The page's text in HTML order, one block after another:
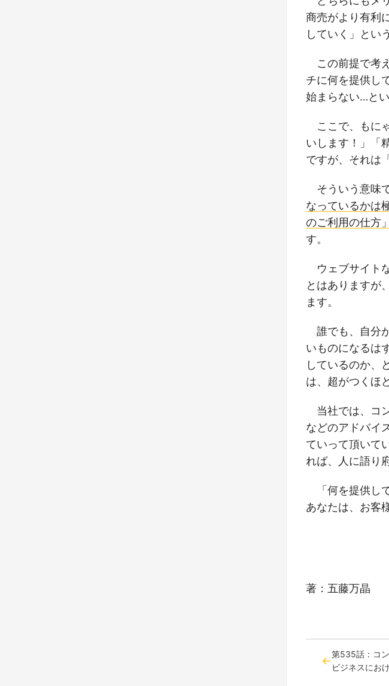
商売がより有利
していく」とい
この前提で考
チに何を提供し
始まらない…とい
ここで、もに
いします！」「
ですが、それは
そういう意味
なっているかは
のご利用の仕方
す。
ウェブサイト
とはありますが
ます。
誰でも、自分
いものになるは
しているのか、
は、超がつくほ
当社では、コ
などのアドバイ
ていって頂いて
れば、人に語り
「何を提供し
あなたは、お客
著：五藤万晶
第535話：コ
ビジネスにお